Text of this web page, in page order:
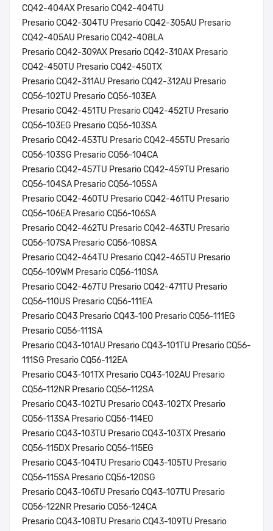
CQ42-404AX Presario CQ42-404TU
Presario CQ42-304TU Presario CQ42-305AU Presario
CQ42-405AU Presario CQ42-408LA
Presario CQ42-309AX Presario CQ42-310AX Presario
CQ42-450TU Presario CQ42-450TX
Presario CQ42-311AU Presario CQ42-312AU Presario
CQ56-102TU Presario CQ56-103EA
Presario CQ42-451TU Presario CQ42-452TU Presario
CQ56-103EG Presario CQ56-103SA
Presario CQ42-453TU Presario CQ42-455TU Presario
CQ56-103SG Presario CQ56-104CA
Presario CQ42-457TU Presario CQ42-459TU Presario
CQ56-104SA Presario CQ56-105SA
Presario CQ42-460TU Presario CQ42-461TU Presario
CQ56-106EA Presario CQ56-106SA
Presario CQ42-462TU Presario CQ42-463TU Presario
CQ56-107SA Presario CQ56-108SA
Presario CQ42-464TU Presario CQ42-465TU Presario
CQ56-109WM Presario CQ56-110SA
Presario CQ42-467TU Presario CQ42-471TU Presario
CQ56-110US Presario CQ56-111EA
Presario CQ43 Presario CQ43-100 Presario CQ56-111EG
Presario CQ56-111SA
Presario CQ43-101AU Presario CQ43-101TU Presario CQ56-
111SG Presario CQ56-112EA
Presario CQ43-101TX Presario CQ43-102AU Presario
CQ56-112NR Presario CQ56-112SA
Presario CQ43-102TU Presario CQ43-102TX Presario
CQ56-113SA Presario CQ56-114EO
Presario CQ43-103TU Presario CQ43-103TX Presario
CQ56-115DX Presario CQ56-115EG
Presario CQ43-104TU Presario CQ43-105TU Presario
CQ56-115SA Presario CQ56-120SG
Presario CQ43-106TU Presario CQ43-107TU Presario
CQ56-122NR Presario CQ56-124CA
Presario CQ43-108TU Presario CQ43-109TU Presario